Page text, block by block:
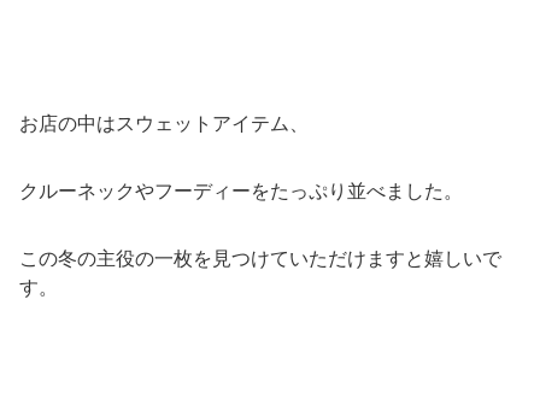
お店の中はスウェットアイテム、
クルーネックやフーディーをたっぷり並べました。
この冬の主役の一枚を見つけていただけますと嬉しいで
す。